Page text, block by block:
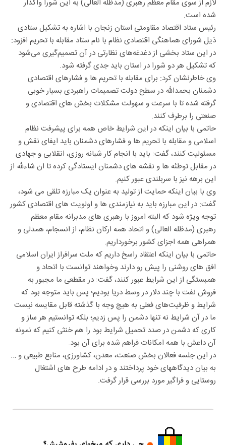
لازم از سوی مقام معظم رهبری (مدظله العالی) به این شورا واگذار
شده است.
رئیس ستاد اقتصاد مقاومتی استان زنجان با اشاره به تشکیل ستادی
ذیل شورای هماهنگی اقتصادی نظام با نام ستاد مقابله با تحریم افزود:
در این ستاد بخشی از دغدغه‌های نظارتی در آن تصمیم‌گیری می‌شود
که تشکیل هر دو شورا در استان باید جدی گرفته شود.
وی خاطرنشان کرد: برای مقابله با تحریم ها و فشارهای اقتصادی
دشمنان بحمدالله در سطح دولت تصمیمات راهبردی بسیار خوبی
گرفته شده تا با سرعت و سهولت مشکلات بخش های اقتصادی و
صنعتی را برطرف کنند.
حاتمی با بیان اینکه در این شرایط خاص همه برای پیشرفت نظام
اسلامی و مقابله با تحریم ها و فشارهای دشمنان باید ایفای نقش و
مسئولیت کنند، گفت: باید با انجام کار شبانه روزی، انقلابی و جهادی
در مقابل توطئه ها و نقشه های دشمنان ایستادگی کرده تا ان شاءلله از
این برهه نیز با سربلندی عبور کنیم.
وی با بیان اینکه حمایت از تولید به عنوان یک مبارزه تلقی می شود،
گفت: در این مبارزه باید به نیازمندی ها و اولویت های اقتصادی کشور
توجه ویژه شود که البته امروز با رهبری های مدبرانه مقام معظم
رهبری (مدظله العالی) و اتحاد همه ارکان نظام، از انسجام، همدلی و
همراهی همه اجزای کشور برخورداریم.
حاتمی با بیان اینکه اعتقاد راسخ داریم که ملت سرافراز ایران اسلامی
افق های روشنی را پیش رو دارند وخواهند توانست با اتحاد و
همبستگی از این شرایط عبور کنند، گفت: در مقطعی ما مجبور به
فروش نفت با چند دلار در وسط دریا بودیم؛ پس باید متوجه بود که
شرایط و ظرفیت‌های فعلی به هیچ وجه با گذشته قابل مقایسه نیست
ما در آن شرایط نه تنها دشمن را پس زدیم؛ بلکه توانستیم هر ساز و
کاری که دشمن در صدد تحمیل شرایط بود را هم خنثی کنیم که نمونه
آن داعش با همه امکانات فراهم شده برای آن بود.
در این جلسه فعالان بخش صنعت، معدن، کشاورزی، منابع طبیعی و …
به بیان دیدگاههای خود پرداختند و در ادامه طرح های اشتغال
روستایی و فراگیر مورد بررسی قرار گرفت.